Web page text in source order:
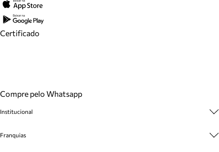
Certificado
Compre pelo Whatsapp
Institucional
Cashback
Franquias